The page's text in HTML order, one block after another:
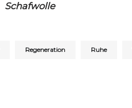
Schafwolle
Regeneration Ruhe